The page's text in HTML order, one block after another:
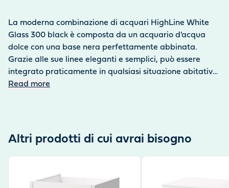
La moderna combinazione di acquari HighLine White
Glass 300 black è composta da un acquario d'acqua
dolce con una base nera perfettamente abbinata.
Grazie alle sue linee eleganti e semplici, può essere
integrato praticamente in qualsiasi situazione abitativa.
Se il pavimento è irregolare, l'HighLine può essere
necessari come forbici, pinzette o asciugamani, i
supporti sono forniti nell'armadio interno. Il coperchio
dell'HighLine può essere completamente aperto, in
all'acquario e possa anche portare con sé materiali
Read more
Altri prodotti di cui avrai bisogno